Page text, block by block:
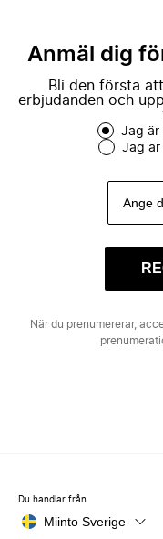
Anmäl dig
Bli den första
erbjudanden och
Jag är
Jag är
När du prenumererar,
Du handlar från
Miinto Sverige